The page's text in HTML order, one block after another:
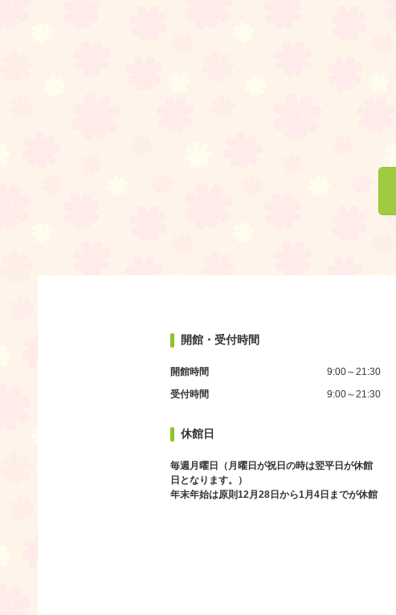
開館・受付時間
開館時間
9:00～21:30
受付時間
9:00～21:30
休館日
毎週月曜日（月曜日が祝日の時は翌平日が休館
日となります。）
年末年始は原則12月28日から1月4日までが休館